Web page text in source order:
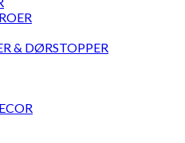
& DØRSTOPPER